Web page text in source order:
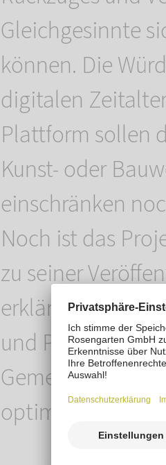
Gleichgesinnte
können. Die
digitalen
Plattform sollen
Kunst- oder
einschränken
Noch ist das
zu seiner
erklärt Oliver
und
Gemeinsam
optimistisch